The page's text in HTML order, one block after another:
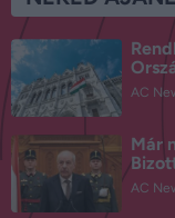
AC
Már
AC